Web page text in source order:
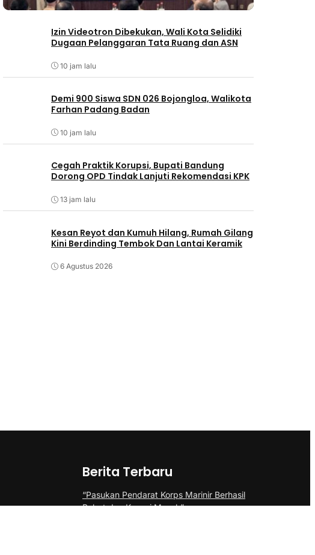
Izin Videotron Dibekukan, Wali Kota Selidiki
Dugaan Pelanggaran Tata Ruang dan ASN
10 jam lalu
Demi 900 Siswa SDN 026 Bojongloa, Walikota
Farhan Padang Badan
10 jam lalu
Cegah Praktik Korupsi, Bupati Bandung
Dorong OPD Tindak Lanjuti Rekomendasi KPK
13 jam lalu
Kesan Reyot dan Kumuh Hilang, Rumah Gilang
Kini Berdinding Tembok Dan Lantai Keramik
6 Agustus 2026
Berita Terbaru
“Pasukan Pendarat Korps Marinir Berhasil
Rebut dan Kuasai Musuh”